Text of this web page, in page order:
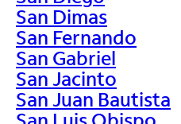
San Dimas
San Fernando
San Gabriel
San Jacinto
San Juan Bautista